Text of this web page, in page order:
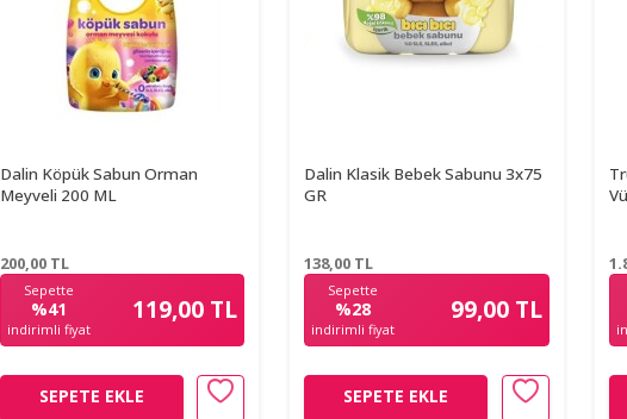
Dalin Köpük Sabun Orman
Meyveli 200 ML
200,00TL
Sepette
%41
indirimli fiyat
119,00 TL
SEPETE EKLE
Dalin Klasik Bebek Sabunu 3x75
GR
138,00 TL
Sepette
%28
indirimli fiyat
99,00 TL
SEPETE EKLE